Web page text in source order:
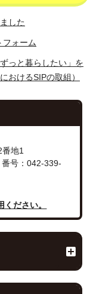
した
フォーム
っと暮らしたい」を
おけるSIPの取組）
地1
号：042-339-
ださい。